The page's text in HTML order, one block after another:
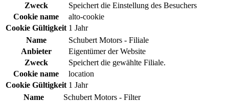
Zweck
Speichert die Einstellung des Besuchers
Cookie name
alto-cookie
Cookie Gültigkeit 1 Jahr
Name
Schubert Motors - Filiale
Anbieter
Eigentümer der Website
Zweck
Speichert die gewählte Filiale.
Cookie name
location
Cookie Gültigkeit 1 Jahr
Name
Schubert Motors - Filter